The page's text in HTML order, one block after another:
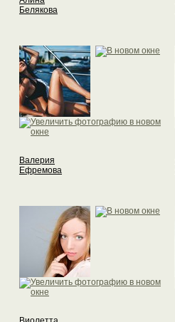
Белякова
Валерия
Ефремова